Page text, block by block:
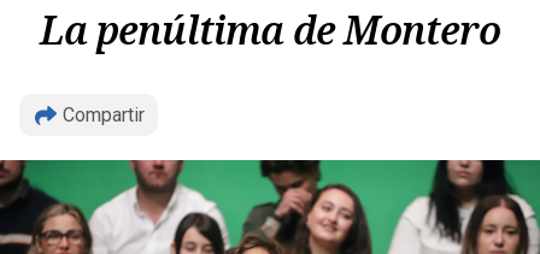
La penúltima de Montero
Compartir